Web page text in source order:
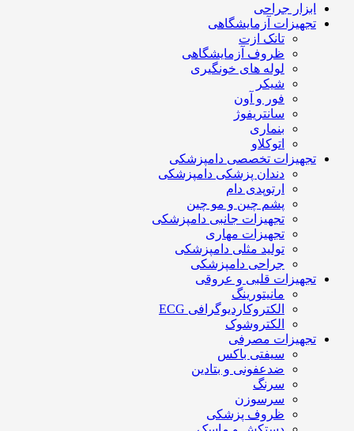
ابزار جراحی
تجهیزات آزمایشگاهی
تانک ازت
ظروف آزمایشگاهی
لوله های خونگیری
شیکر
فور و آون
سانتریفوژ
بنماری
اتوکلاو
تجهیزات تخصصی دامپزشکی
دندان پزشکی دامپزشکی
ارتوپدی دام
پشم چین و مو چین
تجهیزات جانبی دامپزشکی
تجهیزات مهاری
تولید مثلی دامپزشکی
جراحی دامپزشکی
تجهیزات قلبی و عروقی
مانیتورینگ
الکتروکاردیوگرافی ECG
الکتروشوک
تجهیزات مصرفی
سیفتی باکس
ضدعفونی و بتادین
سرنگ
سرسوزن
ظروف پزشکی